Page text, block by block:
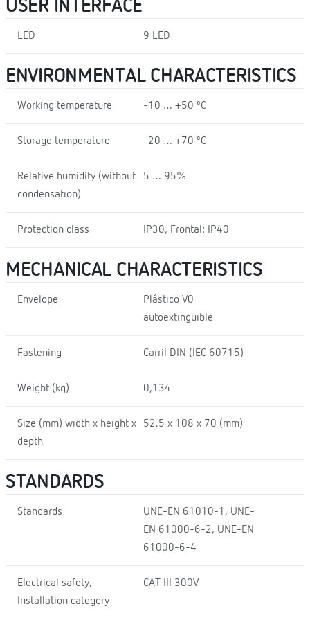
USER INTERFACE
LED 9 LED
ENVIRONMENTAL CHARACTERISTICS
Working temperature -10 … +50 ºC
Storage temperature -20 … +70 ºC
Relative humidity (without
condensation)
5 … 95%
Protection class IP30, Frontal: IP40
MECHANICAL CHARACTERISTICS
Envelope
Plástico V0
autoextinguible
Fastening Carril DIN (IEC 60715)
Weight (kg) 0,134
Size (mm) width x height x
depth
52.5 x 108 x 70 (mm)
STANDARDS
Standards
UNE-EN 61010-1, UNE-
EN 61000-6-2, UNE-EN
61000-6-4
Electrical safety,
Installation category
CAT III 300V